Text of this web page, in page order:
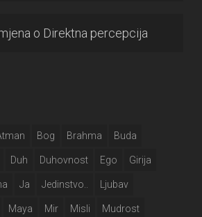
o Direktna percepcija
Bog Brahma Buda
Duh Duhovnost Ego Girija
Ja Jedinstvo.. Ljubav
Maya Mir Misli Mudrost